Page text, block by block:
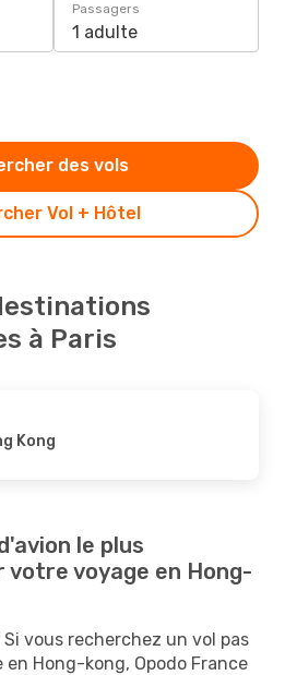
Passagers
1 adulte
Vol + Hôtel
des vols
à Paris
Kong
le plus
votre voyage en Hong-
vous recherchez un vol pas
Hong-kong, Opodo France